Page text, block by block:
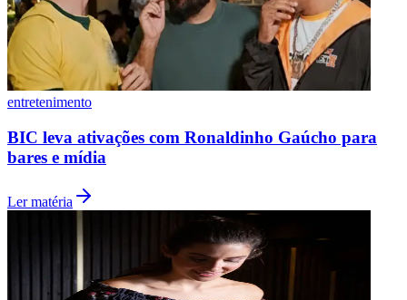
Fluminense
entretenimento
BIC leva ativações com Ronaldinho Gaúcho para
bares e mídia
Ler matéria